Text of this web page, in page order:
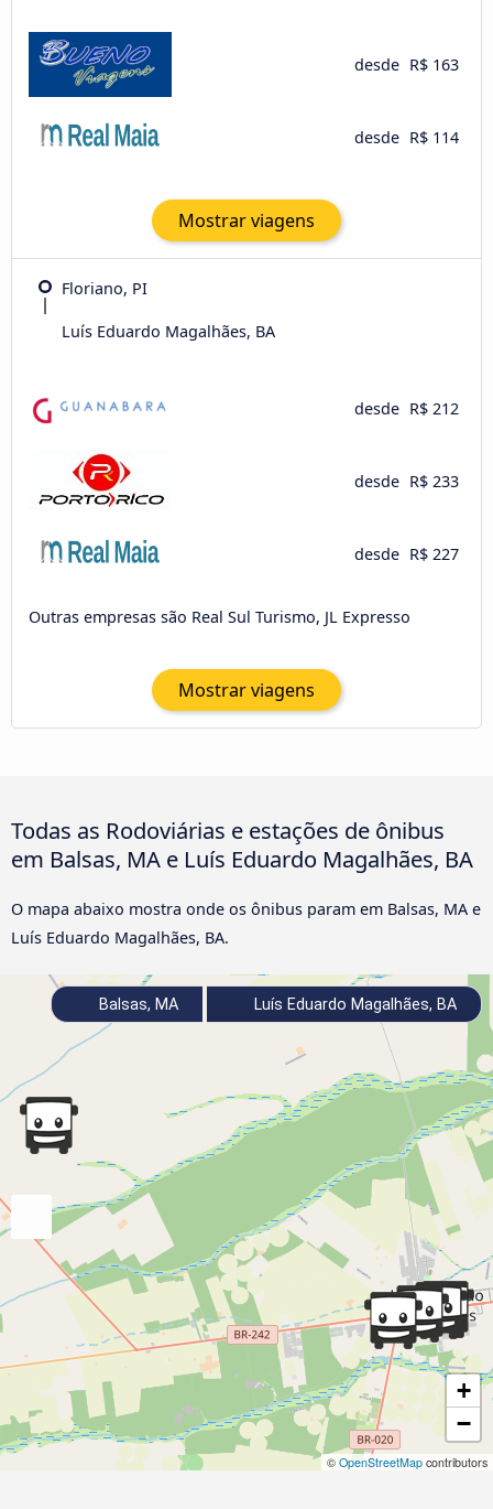
desde R$ 163
desde R$ 114
Mostrar viagens
Floriano, PI
Luís Eduardo Magalhães, BA
desde R$ 212
desde R$ 233
desde R$ 227
Outras empresas são Real Sul Turismo, JL Expresso
Mostrar viagens
Todas as Rodoviárias e estações de ônibus
em Balsas, MA e Luís Eduardo Magalhães, BA
O mapa abaixo mostra onde os ônibus param em Balsas, MA e
Luís Eduardo Magalhães, BA.
+
−
© OpenStreetMap contributors
Balsas, MA Luís Eduardo Magalhães, BA